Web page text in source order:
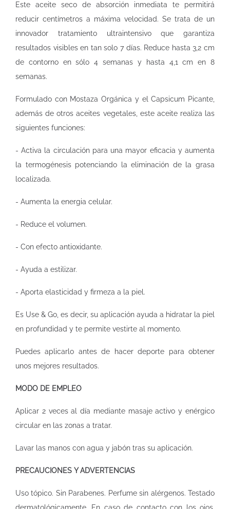
Este aceite seco de absorción inmediata te permitirá
reducir centímetros a máxima velocidad. Se trata de un
innovador tratamiento ultraintensivo que garantiza
resultados visibles en tan solo 7 días. Reduce hasta 3,2 cm
de contorno en sólo 4 semanas y hasta 4,1 cm en 8
semanas.
Formulado con Mostaza Orgánica y el Capsicum Picante,
además de otros aceites vegetales, este aceite realiza las
siguientes funciones:
- Activa la circulación para una mayor eficacia y aumenta
la termogénesis potenciando la eliminación de la grasa
localizada.
- Aumenta la energia celular.
- Reduce el volumen.
- Con efecto antioxidante.
- Ayuda a estilizar.
- Aporta elasticidad y firmeza a la piel.
Es Use & Go, es decir, su aplicación ayuda a hidratar la piel
en profundidad y te permite vestirte al momento.
Puedes aplicarlo antes de hacer deporte para obtener
unos mejores resultados.
MODO DE EMPLEO
Aplicar 2 veces al día mediante masaje activo y enérgico
circular en las zonas a tratar.
Lavar las manos con agua y jabón tras su aplicación.
PRECAUCIONES Y ADVERTENCIAS
Uso tópico. Sin Parabenes. Perfume sin alérgenos. Testado